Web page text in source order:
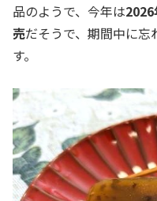
品のようで、今年は
売だそうで、期間中に
す。